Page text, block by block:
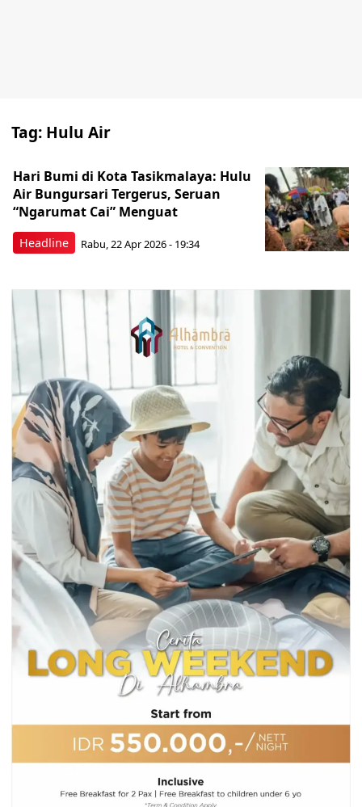
Tag: Hulu Air
Headline
Hari Bumi di Kota Tasikmalaya: Hulu
Air Bungursari Tergerus, Seruan
“Ngarumat Cai” Menguat
Rabu, 22 Apr 2026 - 19:34